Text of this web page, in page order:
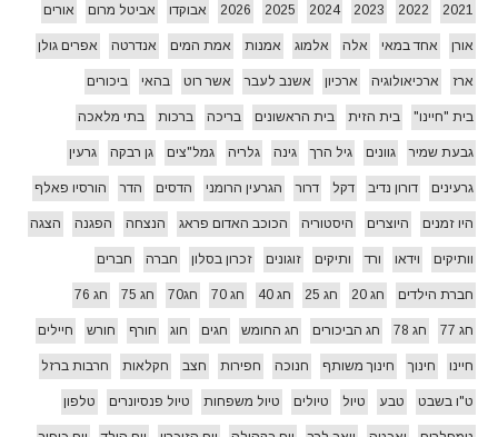
2021
2022
2023
2024
2025
2026 אבוקדו אביטל מרום אורים
אורן אחד במאי אלה אלמוג אמנות אמת המים אנדרטה אפרים גולן
ארז ארכיאולוגיה ארכיון אשנב לעבר אשר רוט בהאי ביכורים
בית "חיינו" בית הזית בית הראשונים בריכה ברכות בתי מלאכה
גבעת שמיר גוונים גיל הרך גינה גלריה גמל"צים גן רבקה גרעין
גרעינים דורון נדיב דקל דרור הגרעין הרומני הדסים הדר הורסיו פאלף
היו זמנים היוצרים היסטוריה הכוכב האדום פראג הנצחה הפגנה הצגה
וותיקים וידאו ורד ותיקים זוגונים זכרון בסלון חברה חברים
חברת הילדים חג 20 חג 25 חג 40 חג 70 חג70 חג 75 חג 76
חג 77 חג 78 חג הביכורים חג החומש חגים חוג חורף חורש חיילים
חיינו חינוך חינוך משותף חנוכה חפירות חצב חקלאות חרבות ברזל
ט"ו בשבט טבע טיול טיולים טיול משפחות טיול פנסיונרים טלפון